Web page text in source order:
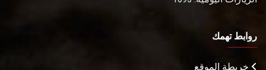
روابط تهمك
خريطة الموقع